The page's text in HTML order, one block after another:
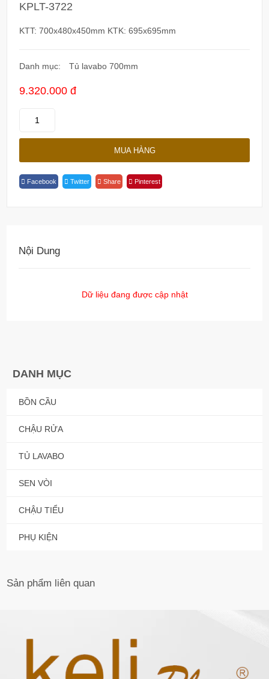
DANH MỤC
BỒN CẦU
CHẬU RỬA
TỦ LAVABO
SEN VÒI
CHẬU TIỂU
PHỤ KIỆN
KPLT-3722
KTT: 700x480x450mm KTK: 695x695mm
Danh mục: Tủ lavabo 700mm
9.320.000 đ
MUA HÀNG
Facebook Twitter Share Pinterest
Nội Dung
Dữ liệu đang được cập nhật
Sản phẩm liên quan